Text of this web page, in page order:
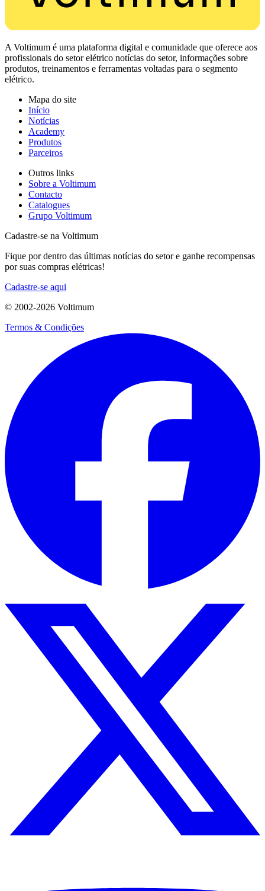
A Voltimum é uma plataforma digital e comunidade que oferece aos
profissionais do setor elétrico notícias do setor, informações sobre
produtos, treinamentos e ferramentas voltadas para o segmento
elétrico.
Mapa do site
Início
Notícias
Academy
Produtos
Parceiros
Outros links
Sobre a Voltimum
Contacto
Catalogues
Grupo Voltimum
Cadastre-se na Voltimum
Fique por dentro das últimas notícias do setor e ganhe recompensas
por suas compras elétricas!
Cadastre-se aqui
© 2002-2026 Voltimum
Termos & Condições